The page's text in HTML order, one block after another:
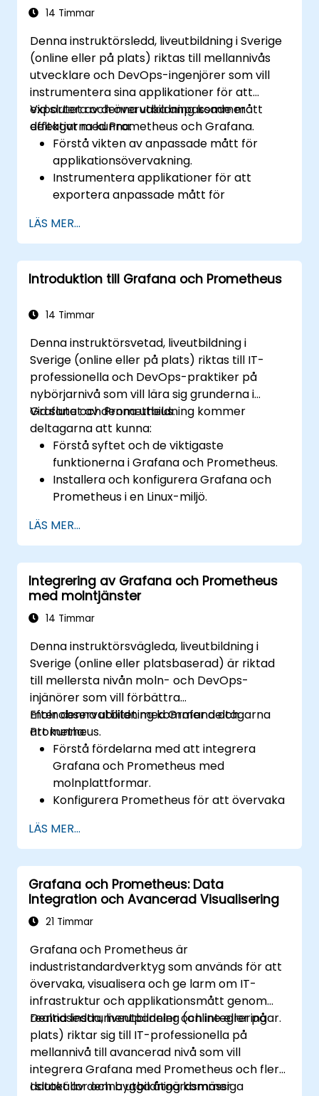
14 Timmar
Denna instruktörsledd, liveutbildning i Sverige
(online eller på plats) riktas till mellannivås
utvecklare och DevOps-ingenjörer som vill
instrumentera sina applikationer för att
exportera och övervaka anpassade mått
effektivt med Prometheus och Grafana.
Vid slutet av denna utbildning kommer
deltagarna kunna:
Förstå vikten av anpassade mått för
applikationsövervakning.
Instrumentera applikationer för att
exportera anpassade mått för
Skapa och konfigurera instrumentpaneler
i Grafana för att visualisera anpassade
mått.
Tillämpa bästa praxis för att integrera
LÄS MER...
Introduktion till Grafana och Prometheus
14 Timmar
Denna instruktörsvetad, liveutbildning i
Sverige (online eller på plats) riktas till IT-
professionella och DevOps-praktiker på
nybörjarnivå som vill lära sig grunderna i
Grafana och Prometheus.
Vid slutet av denna utbildning kommer
deltagarna att kunna:
Förstå syftet och de viktigaste
funktionerna i Grafana och Prometheus.
Installera och konfigurera Grafana och
Prometheus i en Linux-miljö.
instrumentpaneler i Grafana.
Övervaka systemmätvärden och
visualisera data med Prometheus.
LÄS MER...
Integrering av Grafana och Prometheus
med molntjänster
14 Timmar
Denna instruktörsvägleda, liveutbildning i
Sverige (online eller platsbaserad) är riktad
till mellersta nivån moln- och DevOps-
injänörer som vill förbättra
molnobservabilitet med Grafana och
Prometheus.
Efter denna utbildning kommer deltagarna
att kunna:
Förstå fördelarna med att integrera
Grafana och Prometheus med
molnplattformar.
Konfigurera Prometheus för att övervaka
Anpassa Grafana för att visualisera
molntjänstmetriker.
Utnyttja molnativa verktyg och
integreringar för skalbar övervakning.
LÄS MER...
Grafana och Prometheus: Data
Integration och Avancerad Visualisering
21 Timmar
Grafana och Prometheus är
industristandardverktyg som används för att
övervaka, visualisera och ge larm om IT-
infrastruktur och applikationsmått genom
realtidsinstrumentpaneler och integreringar.
Denna ledda, liveutbildning (online eller på
plats) riktar sig till IT-professionella på
mellannivå till avancerad nivå som vill
integrera Grafana med Prometheus och flera
datakällor och bygga åtgärdsmässiga
I slutet av denna utbildning kommer